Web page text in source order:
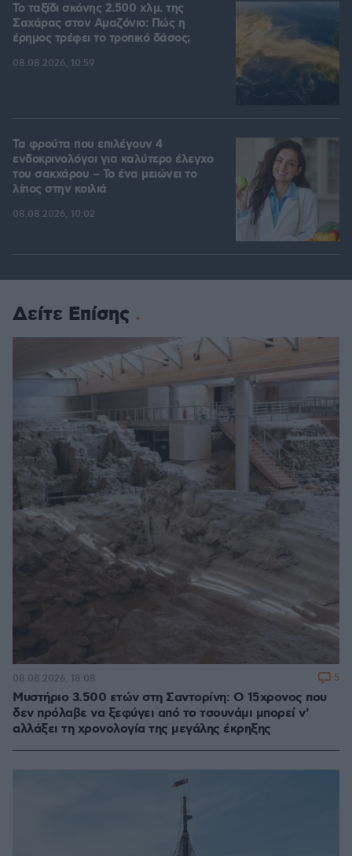
Το ταξίδι σκόνης 2.500 χλμ. της
Σαχάρας στον Αμαζόνιο: Πώς η
έρημος τρέφει το τροπικό δάσος;
08.08.2026, 10:59
Τα φρούτα που επιλέγουν 4
ενδοκρινολόγοι για καλύτερο έλεγχο
του σακχάρου – Το ένα μειώνει το
λίπος στην κοιλιά
08.08.2026, 10:02
Δείτε Επίσης
Μυστήριο 3.500 ετών στη Σαντορίνη: Ο 15χρονος που
δεν πρόλαβε να ξεφύγει από το τσουνάμι μπορεί ν'
αλλάξει τη χρονολογία της μεγάλης έκρηξης
08.08.2026, 18:08 5